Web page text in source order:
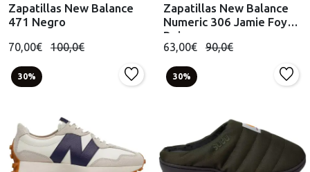
Zapatillas New Balance
471 Negro
70,00€ 100,0€
Zapatillas New Balance
Numeric 306 Jamie Foy
Beis
63,00€ 90,0€
30% 30%